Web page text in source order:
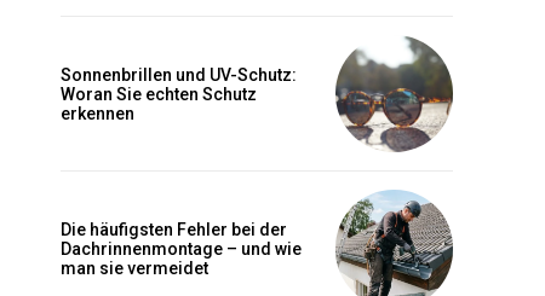
Sonnenbrillen und UV-Schutz:
Woran Sie echten Schutz
erkennen
Die häufigsten Fehler bei der
Dachrinnenmontage – und wie
man sie vermeidet